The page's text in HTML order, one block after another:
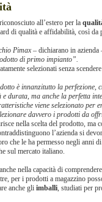
all’estero per la
di qualità e affidabilità, così
Pimax – dichiarano in azienda
di primo impianto”.
selezionati senza
è innanzitutto la
durata, ma anche la perfetta
viene selezionato
davvero i prodotti da
nella scelta del prodotto, ma
l’azienda si
che le ha permesso negli anni
sul mercato italiano.
nella capacità di
per i prodotti a magazzino
anche gli imballi, studiati per